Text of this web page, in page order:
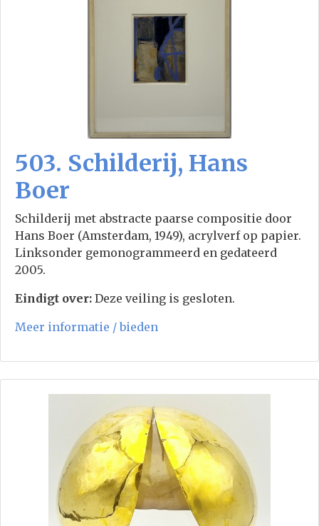
503. Schilderij, Hans
Boer
Schilderij met abstracte paarse compositie door
Hans Boer (Amsterdam, 1949), acrylverf op papier.
Linksonder gemonogrammeerd en gedateerd
2005.
Eindigt over: Deze veiling is gesloten.
Meer informatie / bieden